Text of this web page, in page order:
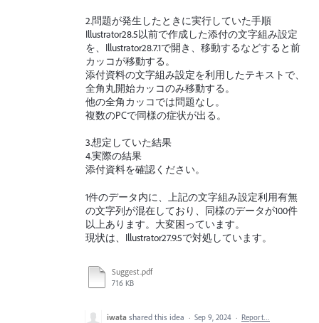
2.問題が発生したときに実行していた手順
Illustrator28.5以前で作成した添付の文字組み設定
を、Illustrator28.7.1で開き、移動するなどすると前
カッコが移動する。
添付資料の文字組み設定を利用したテキストで、
全角丸開始カッコのみ移動する。
他の全角カッコでは問題なし。
複数のPCで同様の症状が出る。
3.想定していた結果
4.実際の結果
添付資料を確認ください。
1件のデータ内に、上記の文字組み設定利用有無
の文字列が混在しており、同様のデータが100件
以上あります。大変困っています。
現状は、Illustrator27.9.5で対処しています。
Suggest.pdf
716 KB
iwata shared this idea · Sep 9, 2024 · Report…